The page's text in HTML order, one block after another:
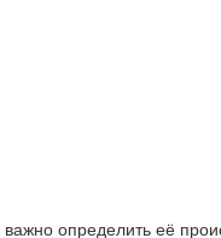
определить её